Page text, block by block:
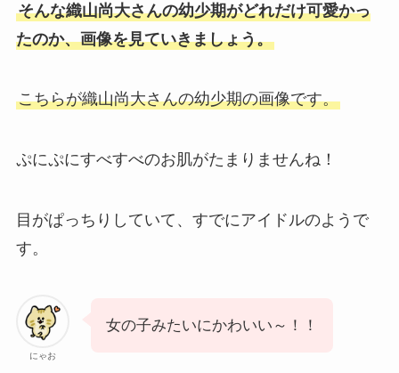
そんな織山尚大さんの幼少期がどれだけ可愛かっ
たのか、画像を見ていきましょう。
こちらが織山尚大さんの幼少期の画像です。
ぷにぷにすべすべのお肌がたまりませんね！
目がぱっちりしていて、すでにアイドルのようで
す。
にゃお
女の子みたいにかわいい～！！